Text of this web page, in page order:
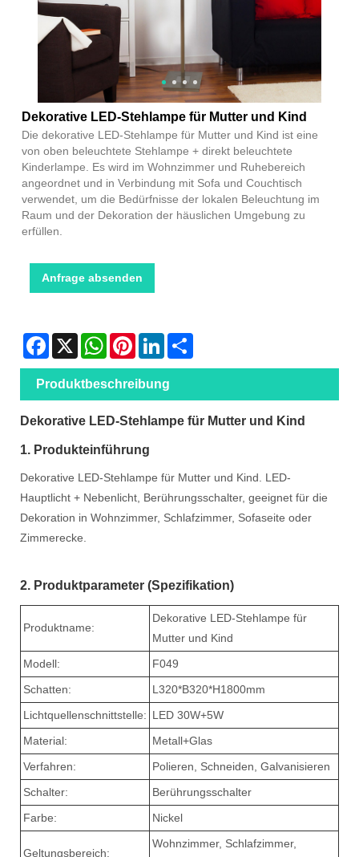
Dekorative LED-Stehlampe für Mutter und Kind
Die dekorative LED-Stehlampe für Mutter und Kind ist eine
von oben beleuchtete Stehlampe + direkt beleuchtete
Kinderlampe. Es wird im Wohnzimmer und Ruhebereich
angeordnet und in Verbindung mit Sofa und Couchtisch
verwendet, um die Bedürfnisse der lokalen Beleuchtung im
Raum und der Dekoration der häuslichen Umgebung zu
erfüllen.
Anfrage absenden
Facebook
X WhatsAppPinterestLinkedIn
Produktbeschreibung
Dekorative LED-Stehlampe für Mutter und Kind
1. Produkteinführung
Dekorative LED-Stehlampe für Mutter und Kind. LED-
Hauptlicht + Nebenlicht, Berührungsschalter, geeignet für die
Dekoration in Wohnzimmer, Schlafzimmer, Sofaseite oder
Zimmerecke.
2. Produktparameter (Spezifikation)
Produktname:
Dekorative LED-Stehlampe für
Mutter und Kind
Modell:
F049
Schatten:
L320*B320*H1800mm
Lichtquellenschnittstelle: LED 30W+5W
Material:
Metall+Glas
Verfahren:
Polieren, Schneiden, Galvanisieren
Schalter:
Berührungsschalter
Farbe:
Nickel
Geltungsbereich:
Wohnzimmer, Schlafzimmer,